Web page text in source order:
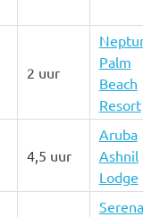
2 uur
Palm
Beach
Resort
4,5 uur
Aruba
Ashnil
Lodge
Serena